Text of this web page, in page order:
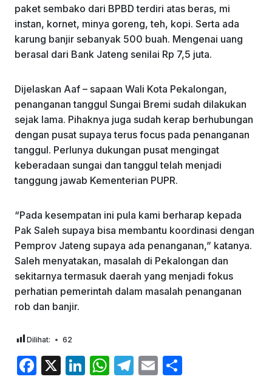
paket sembako dari BPBD terdiri atas beras, mi
instan, kornet, minya goreng, teh, kopi. Serta ada
karung banjir sebanyak 500 buah. Mengenai uang
berasal dari Bank Jateng senilai Rp 7,5 juta.
Dijelaskan Aaf – sapaan Wali Kota Pekalongan,
penanganan tanggul Sungai Bremi sudah dilakukan
sejak lama. Pihaknya juga sudah kerap berhubungan
dengan pusat supaya terus focus pada penanganan
tanggul. Perlunya dukungan pusat mengingat
keberadaan sungai dan tanggul telah menjadi
tanggung jawab Kementerian PUPR.
“Pada kesempatan ini pula kami berharap kepada
Pak Saleh supaya bisa membantu koordinasi dengan
Pemprov Jateng supaya ada penanganan,” katanya.
Saleh menyatakan, masalah di Pekalongan dan
sekitarnya termasuk daerah yang menjadi fokus
perhatian pemerintah dalam masalah penanganan
rob dan banjir.
Dilihat: 62
F
X
Li W T
E